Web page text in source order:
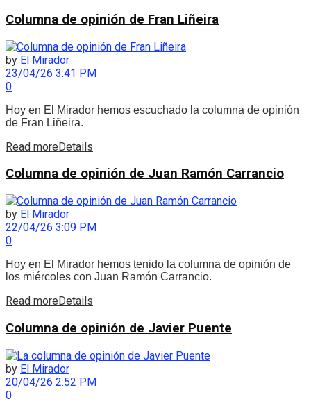
Columna de opinión de Fran Liñeira
by El Mirador
23/04/26 3:41 PM
0
Hoy en El Mirador hemos escuchado la columna de opinión
de Fran Liñeira.
Read moreDetails
Columna de opinión de Juan Ramón Carrancio
by El Mirador
22/04/26 3:09 PM
0
Hoy en El Mirador hemos tenido la columna de opinión de
los miércoles con Juan Ramón Carrancio.
Read more Details
Columna de opinión de Javier Puente
by El Mirador
20/04/26 2:52 PM
0